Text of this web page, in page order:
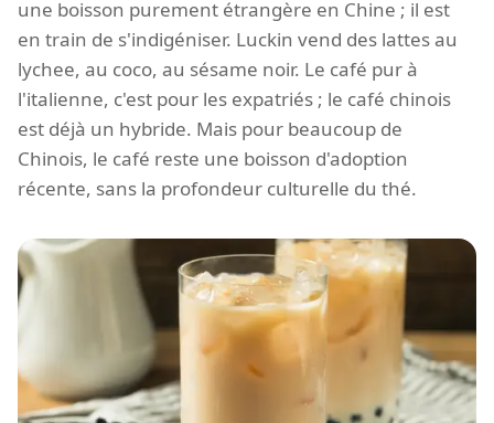
une boisson purement étrangère en Chine ; il est
en train de s'indigéniser. Luckin vend des lattes au
lychee, au coco, au sésame noir. Le café pur à
l'italienne, c'est pour les expatriés ; le café chinois
est déjà un hybride. Mais pour beaucoup de
Chinois, le café reste une boisson d'adoption
récente, sans la profondeur culturelle du thé.